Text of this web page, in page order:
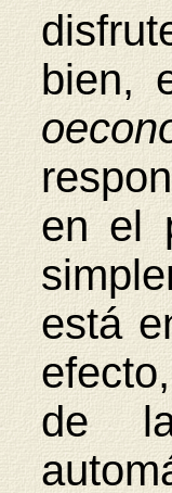
bien,
en el
está
de